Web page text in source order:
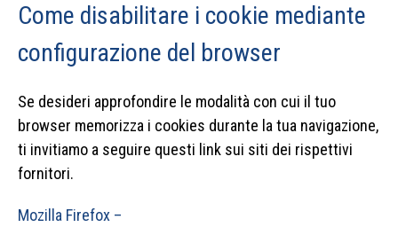
Come disabilitare i cookie mediante
configurazione del browser
Se desideri approfondire le modalità con cui il tuo
browser memorizza i cookies durante la tua navigazione,
ti invitiamo a seguire questi link sui siti dei rispettivi
fornitori.
Mozilla Firefox –